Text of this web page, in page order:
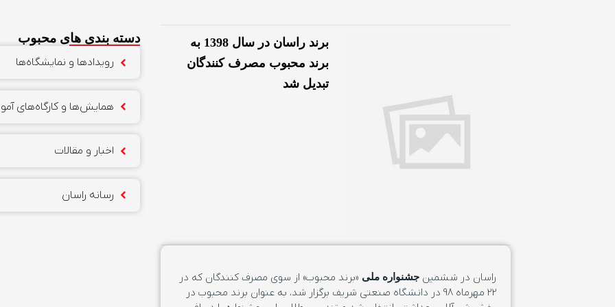
برند راسان در سال 1398 به
برند محبوب مصرف کنندگان
تبدیل شد
راسان در ششمینجشنواره ملی «برند محبوب» از سوی مصرف کنندگان که در
۲۲ مهرماه ۹۸ در دانشگاه صنعتی شریف برگزار شد، به عنوان برند محبوب در
دسته بندی های محبوب
رویدادها و نمایشگاه‌ها
همایش‌ها و کارگاه‌های
اخبار و مقالات
رسانه راسان